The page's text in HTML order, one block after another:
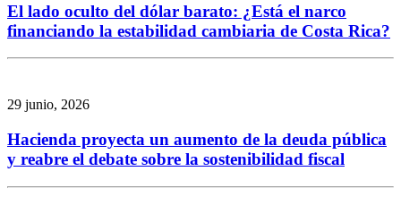
El lado oculto del dólar barato: ¿Está el narco
financiando la estabilidad cambiaria de Costa Rica?
29 junio, 2026
Hacienda proyecta un aumento de la deuda pública
y reabre el debate sobre la sostenibilidad fiscal